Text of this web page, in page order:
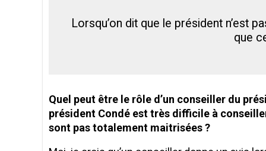
Lorsqu’on dit que le président n’est
que
Quel peut être le rôle d’un conseiller du
président Condé est très difficile à
sont pas totalement maitrisées ?